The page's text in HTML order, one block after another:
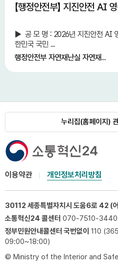
【행정안전부】 지진안전 AI
► 공 모 명 : 2026년 지진안전 AI 영상 공모전
한민국 국민 ...
행정안전부 자연재난실 자연재...
누리집(홈페이지)
이용약관 개인정보처리방침
30112 세종특별자치시 도움6로 42 (
소통혁신24 콜센터 070-7510-3440
정부민원안내콜센터 국번없이 110
09:00~18:00)
© Ministry of the Interior and